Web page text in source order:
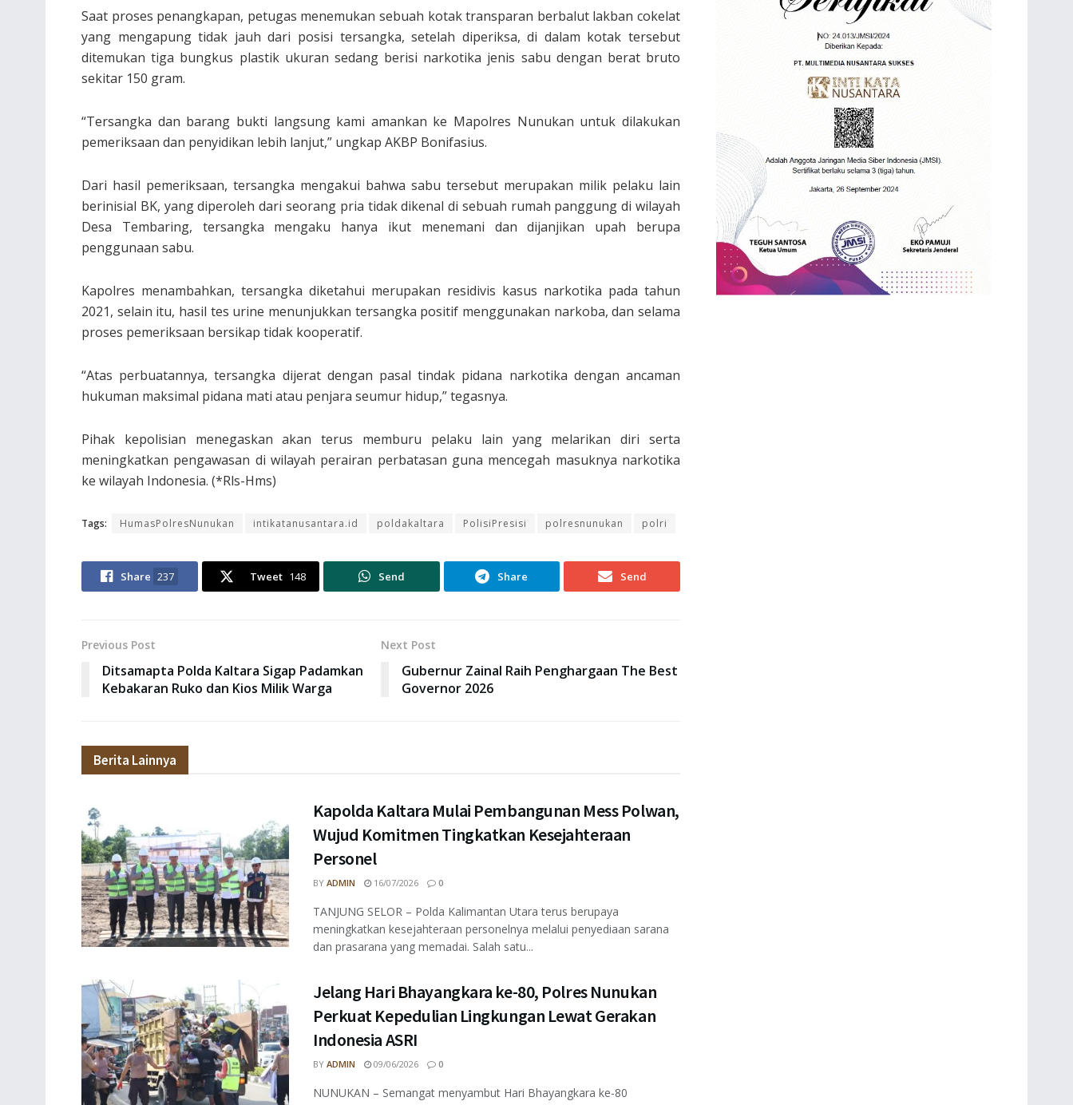
Saat proses penangkapan, petugas menemukan sebuah kotak transparan berbalut lakban cokelat
yang mengapung tidak jauh dari posisi tersangka, setelah diperiksa, di dalam kotak tersebut
ditemukan tiga bungkus plastik ukuran sedang berisi narkotika jenis sabu dengan berat bruto
sekitar 150 gram.
“Tersangka dan barang bukti langsung kami amankan ke Mapolres Nunukan untuk dilakukan
pemeriksaan dan penyidikan lebih lanjut,” ungkap AKBP Bonifasius.
Dari hasil pemeriksaan, tersangka mengakui bahwa sabu tersebut merupakan milik pelaku lain
berinisial BK, yang diperoleh dari seorang pria tidak dikenal di sebuah rumah panggung di wilayah
Desa Tembaring, tersangka mengaku hanya ikut menemani dan dijanjikan upah berupa
penggunaan sabu.
Kapolres menambahkan, tersangka diketahui merupakan residivis kasus narkotika pada tahun
2021, selain itu, hasil tes urine menunjukkan tersangka positif menggunakan narkoba, dan selama
proses pemeriksaan bersikap tidak kooperatif.
“Atas perbuatannya, tersangka dijerat dengan pasal tindak pidana narkotika dengan ancaman
hukuman maksimal pidana mati atau penjara seumur hidup,” tegasnya.
Pihak kepolisian menegaskan akan terus memburu pelaku lain yang melarikan diri serta
meningkatkan pengawasan di wilayah perairan perbatasan guna mencegah masuknya narkotika
ke wilayah Indonesia. (*Rls-Hms)
Tags: HumasPolresNunukan intikatanusantara.id poldakaltara PolisiPresisi polresnunukan polri
Share 237 Tweet 148 Send Share Send
Previous Post
Ditsamapta Polda Kaltara Sigap Padamkan
Kebakaran Ruko dan Kios Milik Warga
Next Post
Gubernur Zainal Raih Penghargaan The Best
Governor 2026
Berita Lainnya
Kapolda Kaltara Mulai Pembangunan Mess Polwan,
Wujud Komitmen Tingkatkan Kesejahteraan
Personel
BY ADMIN 16/07/2026 0
TANJUNG SELOR – Polda Kalimantan Utara terus berupaya
meningkatkan kesejahteraan personelnya melalui penyediaan sarana
dan prasarana yang memadai. Salah satu...
Jelang Hari Bhayangkara ke-80, Polres Nunukan
Perkuat Kepedulian Lingkungan Lewat Gerakan
Indonesia ASRI
BY ADMIN 09/06/2026 0
NUNUKAN – Semangat menyambut Hari Bhayangkara ke-80